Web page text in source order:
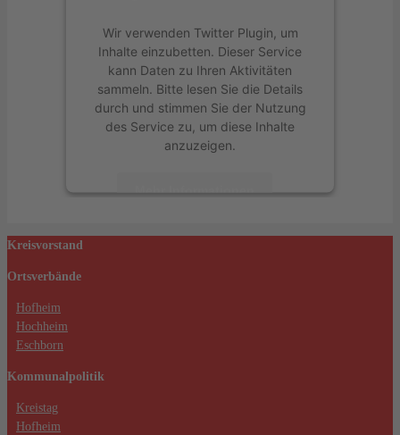
Wir verwenden Twitter Plugin, um
Inhalte einzubetten. Dieser Service
kann Daten zu Ihren Aktivitäten
sammeln. Bitte lesen Sie die Details
durch und stimmen Sie der Nutzung
des Service zu, um diese Inhalte
anzuzeigen.
Mehr Informationen
Akzeptieren
Kreisvorstand
Ortsverbände
Hofheim
Hochheim
Eschborn
Kommunalpolitik
Kreistag
Hofheim